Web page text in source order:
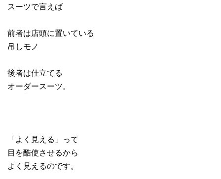
スーツで言えば
前者は店頭に置いている
吊しモノ
後者は仕立てる
オーダースーツ。
「よく見える」って
目を酷使させるから
よく見えるのです。